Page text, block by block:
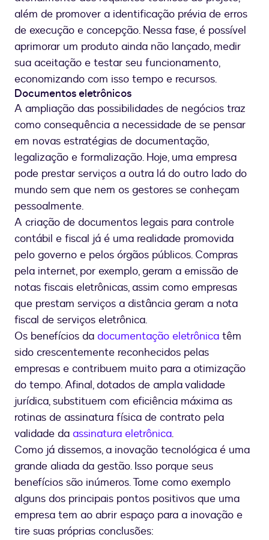
além de promover a identificação prévia de erros
de execução e concepção. Nessa fase, é possível
aprimorar um produto ainda não lançado, medir
sua aceitação e testar seu funcionamento,
economizando com isso tempo e recursos.
Documentos eletrônicos
A ampliação das possibilidades de negócios traz
como consequência a necessidade de se pensar
em novas estratégias de documentação,
legalização e formalização. Hoje, uma empresa
pode prestar serviços a outra lá do outro lado do
mundo sem que nem os gestores se conheçam
pessoalmente.
A criação de documentos legais para controle
contábil e fiscal já é uma realidade promovida
pelo governo e pelos órgãos públicos. Compras
pela internet, por exemplo, geram a emissão de
notas fiscais eletrônicas, assim como empresas
que prestam serviços a distância geram a nota
fiscal de serviços eletrônica.
Os benefícios da documentação eletrônica têm
sido crescentemente reconhecidos pelas
empresas e contribuem muito para a otimização
do tempo. Afinal, dotados de ampla validade
jurídica, substituem com eficiência máxima as
rotinas de assinatura física de contrato pela
validade da assinatura eletrônica.
Como já dissemos, a inovação tecnológica é uma
grande aliada da gestão. Isso porque seus
benefícios são inúmeros. Tome como exemplo
alguns dos principais pontos positivos que uma
empresa tem ao abrir espaço para a inovação e
tire suas próprias conclusões: